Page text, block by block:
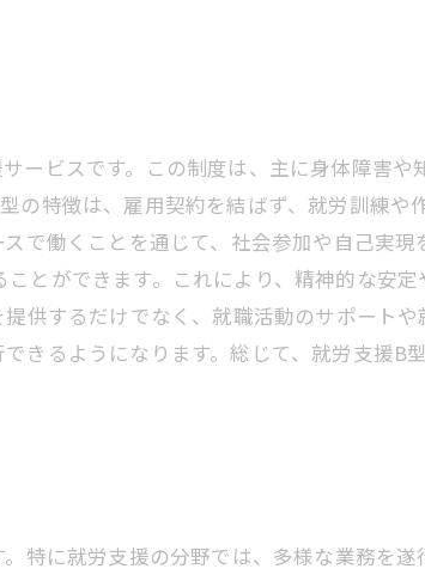
ービスです。この制度は、主に身体障害や
の特徴は、雇用契約を結ばず、就労訓練や
で働くことを通じて、社会参加や自己実現
とができます。これにより、精神的な安
供するだけでなく、就職活動のサポート
きるようになります。総じて、就労支援B
特に就労支援の分野では、多様な業務を